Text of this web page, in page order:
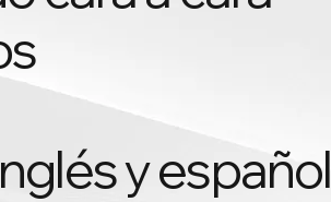
y español